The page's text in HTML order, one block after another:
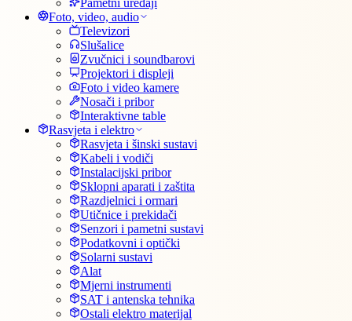
Pametni uređaji
Foto, video, audio
Televizori
Slušalice
Zvučnici i soundbarovi
Projektori i displeji
Foto i video kamere
Nosači i pribor
Interaktivne table
Rasvjeta i elektro
Rasvjeta i šinski sustavi
Kabeli i vodiči
Instalacijski pribor
Sklopni aparati i zaštita
Razdjelnici i ormari
Utičnice i prekidači
Senzori i pametni sustavi
Podatkovni i optički
Solarni sustavi
Alat
Mjerni instrumenti
SAT i antenska tehnika
Ostali elektro materijal